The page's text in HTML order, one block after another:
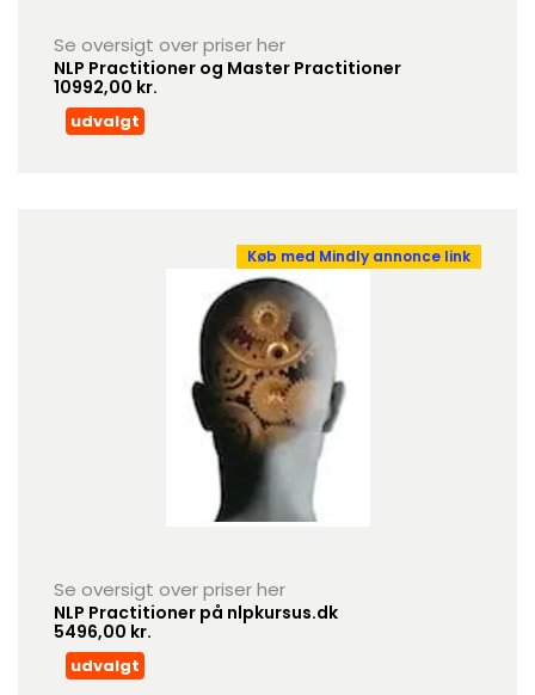
Se oversigt over priser her
NLP Practitioner og Master Practitioner
10992,00 kr.
udvalgt
Køb med Mindly annonce link
Se oversigt over priser her
NLP Practitioner på nlpkursus.dk
5496,00 kr.
udvalgt